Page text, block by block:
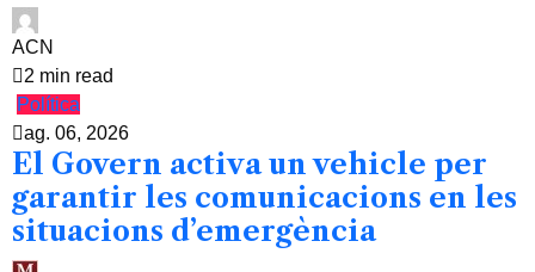
ACN
2 min read
Política
ag. 06, 2026
El Govern activa un vehicle per
garantir les comunicacions en les
situacions d’emergència